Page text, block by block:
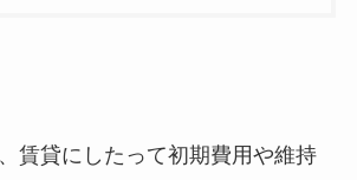
賃貸にしたって初期費用や維持